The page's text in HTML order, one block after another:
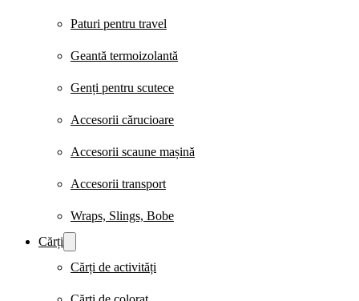
Paturi pentru travel
Geantă termoizolantă
Genți pentru scutece
Accesorii cărucioare
Accesorii scaune mașină
Accesorii transport
Wraps, Slings, Bobe
Cărți
Cărți de activități